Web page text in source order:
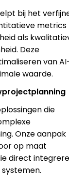
bij het
metrics
als
Deze
van
waarde.
die
Onze aanpak
op maat
direct